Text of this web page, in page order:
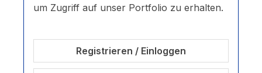
um Zugriff auf unser Portfolio zu erhalten.
Registrieren / Einloggen